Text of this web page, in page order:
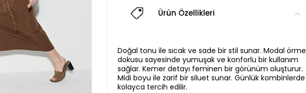
Ürün Özellikleri
Doğal tonu ile sıcak ve sade bir stil sunar. Modal örme
dokusu sayesinde yumuşak ve konforlu bir kullanım
sağlar. Kemer detayı feminen bir görünüm oluşturur.
Midi boyu ile zarif bir siluet sunar. Günlük kombinlerde
kolayca tercih edilir.